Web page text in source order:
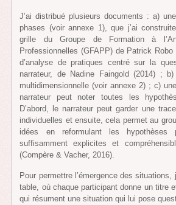
J’ai distribué plusieurs documents : a)
phases (voir annexe 1), que j’ai
grille du Groupe de Formation à
Professionnelles (GFAPP) de Patrick
d’analyse de pratiques centré sur la
narrateur, de Nadine Faingold (2014) ;
multidimensionnelle (voir annexe 2) ; c)
narrateur peut noter toutes les
D’abord, le narrateur peut garder une
individuelles et ensuite, cela permet au
idées en reformulant les hypothèses
suffisamment explicites et
(Compère & Vacher, 2016).
Pour permettre l’émergence des situations,
table, où chaque participant donne un titre
qui résument une situation qui lui pose